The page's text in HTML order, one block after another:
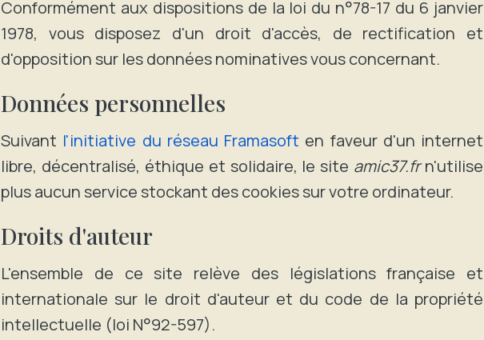
Conformément aux dispositions de la loi du n°78-17 du 6 janvier
1978, vous disposez d'un droit d'accès, de rectification et
d'opposition sur les données nominatives vous concernant.
Données personnelles
Suivant l'initiative du réseau Framasoft en faveur d'un internet
libre, décentralisé, éthique et solidaire, le site amic37.frn'utilise
plus aucun service stockant des cookies sur votre ordinateur.
Droits d'auteur
L'ensemble de ce site relève des législations française et
internationale sur le droit d'auteur et du code de la propriété
intellectuelle (loi N°92-597).